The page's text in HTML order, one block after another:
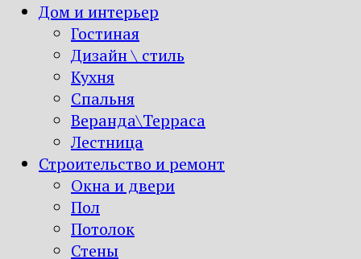
Дом и интерьер
Гостиная
Дизайн \ стиль
Кухня
Спальня
Веранда\Терраса
Лестница
Строительство и ремонт
Окна и двери
Пол
Потолок
Стены